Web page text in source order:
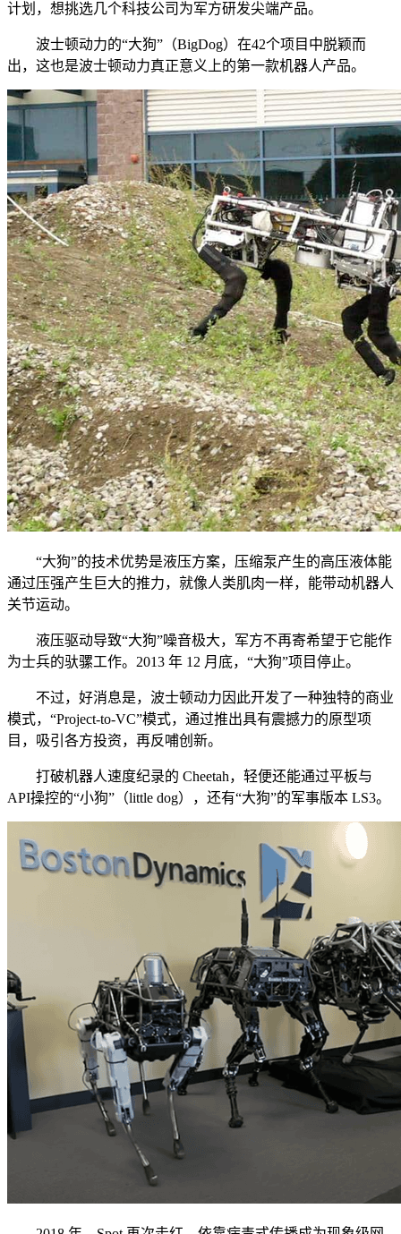
计划，想挑选几个科技公司为军方研发尖端产品。
波士顿动力的“大狗”（BigDog）在42个项目中脱颖而
出，这也是波士顿动力真正意义上的第一款机器人产品。
“大狗”的技术优势是液压方案，压缩泵产生的高压液体能
通过压强产生巨大的推力，就像人类肌肉一样，能带动机器人
关节运动。
液压驱动导致“大狗”噪音极大，军方不再寄希望于它能作
为士兵的驮骡工作。2013 年 12 月底，“大狗”项目停止。
不过，好消息是，波士顿动力因此开发了一种独特的商业
模式，“Project-to-VC”模式，通过推出具有震撼力的原型项
目，吸引各方投资，再反哺创新。
打破机器人速度纪录的 Cheetah，轻便还能通过平板与
API操控的“小狗”（little dog），还有“大狗”的军事版本 LS3。